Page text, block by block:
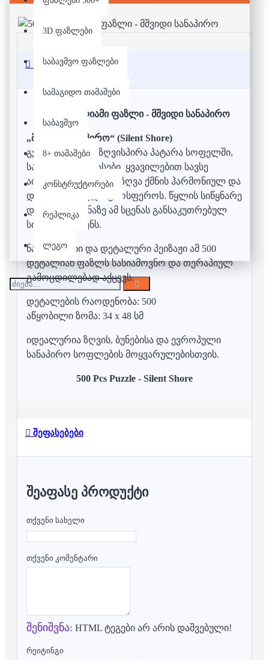
3D ფაზლები
საბავშვო ფაზლები
სამაგიდო თამაშები
საბავშვო
8+ თამაშები
კონსტრუქტორები
რეპლიკა
ლეგო
აღწერა
500 დეტალიამი ფაზლი - მშვიდი სანაპირო
„მშვიდი სანაპირო“ (Silent Shore)
გვამოგზაურებს ზღვისპირა პატარა სოფელში,
სადაც ქვის ტერასები, ყვავილებით სავსე
აივნები და ცისფერი ზღვა ქმნის ჰარმონიულ და
დამამშვიდებელ ატმოსფეროს. წყლის სიწყნარე
და ბუნების სინაზე ამ სცენას განსაკუთრებულ
სიმშვიდეს სძენს.
ნაზი ფერები და დეტალური პეიზაჟი ამ 500
დეტალიან ფაზლს სასიამოვნო და თერაპიულ
გამოცდილებად აქცევს.
დეტალების რაოდენობა: 500
აწყობილი ზომა: 34 x 48 სმ
იდეალურია ზღვის, ბუნებისა და ევროპული
სანაპირო სოფლების მოყვარულებისთვის.
500 Pcs Puzzle - Silent Shore
შეფასებები
ᲨᲔᲐᲤᲐᲡᲔ ᲞᲠᲝᲓᲣᲥᲢᲘ
თქვენი სახელი
თქვენი კომენტარი
შენიშვნა: HTML ტეგები არ არის დაშვებული!
რეიტინგი